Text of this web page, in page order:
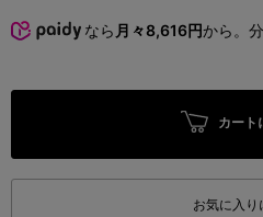
なら 月々8,616円から。
カート
お気に入り